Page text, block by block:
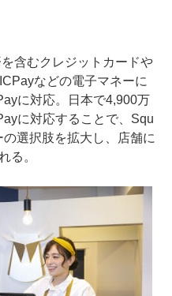
含むクレジットカードや
などの電子マネーに
に対応。日本で4,900万
に対応することで、Squ
選択肢を拡大し、店舗に
る。